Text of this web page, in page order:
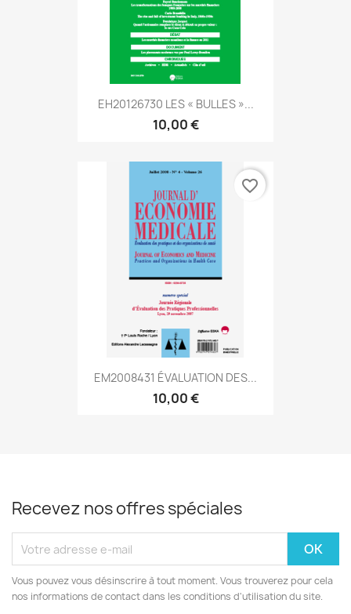
EH20126730 LES « BULLES »...
10,00 €
EM2008431 ÉVALUATION DES...
10,00 €
favorite_border
Recevez nos offres spéciales
Vous pouvez vous désinscrire à tout moment. Vous trouverez pour cela
nos informations de contact dans les conditions d'utilisation du site.